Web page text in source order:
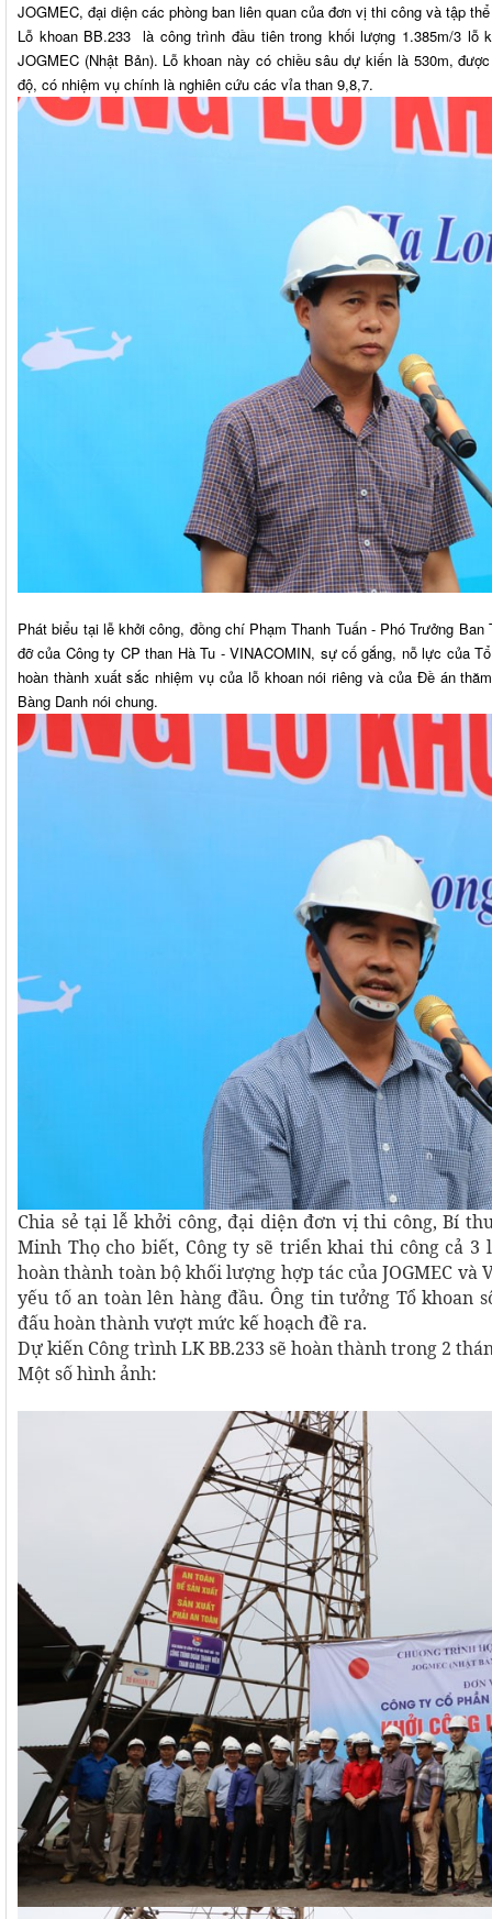
JOGMEC, đại diện các phòng ban liên quan của đơn vị thi công và tập
Lỗ khoan BB.233 là công trình đầu tiên trong khối lượng 1.385m/3 lỗ
JOGMEC (Nhật Bản). Lỗ khoan này có chiều sâu dự kiến là 530m,
độ, có nhiệm vụ chính là nghiên cứu các vỉa than 9,8,7.
Phát biểu tại lễ khởi công, đồng chí Phạm Thanh Tuấn - Phó Trưởng
đỡ của Công ty CP than Hà Tu - VINACOMIN, sự cố gắng, nỗ lực của
hoàn thành xuất sắc nhiệm vụ của lỗ khoan nói riêng và của Đề án
Bàng Danh nói chung.
Chia sẻ tại lễ khởi công, đại diện đơn vị thi công, Bí
Minh Thọ cho biết, Công ty sẽ triển khai thi công cả 3
hoàn thành toàn bộ khối lượng hợp tác của JOGMEC và
yếu tố an toàn lên hàng đầu. Ông tin tưởng Tổ khoan
đấu hoàn thành vượt mức kế hoạch đề ra.
Dự kiến Công trình LK BB.233 sẽ hoàn thành trong 2
Một số hình ảnh: